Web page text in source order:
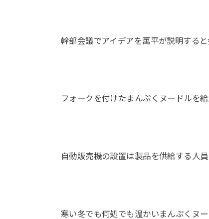
幹部会議でアイデアを萬平が説明すると
フォークを付けたまんぷくヌードルを
自動販売機の設置は製品を供給する人
寒い冬でも何処でも温かいまんぷくヌ